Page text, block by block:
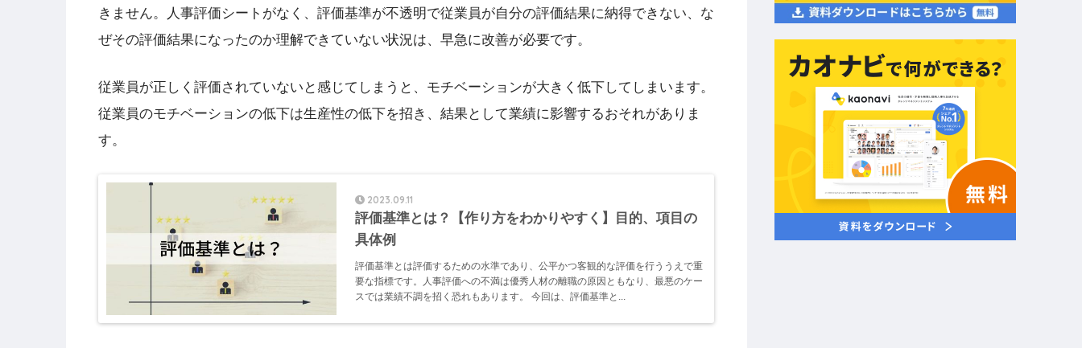
きません。人事評価シートがなく、評価基準が不透明で従業員が自分の評価結果に納得できない、な
ぜその評価結果になったのか理解できていない状況は、早急に改善が必要です。
従業員が正しく評価されていないと感じてしまうと、モチベーションが大きく低下してしまいます。
従業員のモチベーションの低下は生産性の低下を招き、結果として業績に影響するおそれがありま
す。
2023.09.11
評価基準とは？【作り方をわかりやすく】目的、項目の
具体例
評価基準とは評価するための水準であり、公平かつ客観的な評価を行ううえで重
要な指標です。人事評価への不満は優秀人材の離職の原因ともなり、最悪のケー
スでは業績不調を招く恐れもあります。 今回は、評価基準と...